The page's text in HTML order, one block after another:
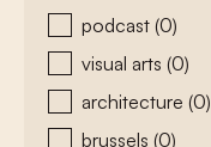
podcast (0)
visual arts (0)
architecture (0)
brussels (0)